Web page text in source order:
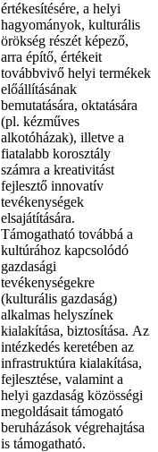
értékesítésére, a helyi
hagyományok, kulturális
örökség részét képező,
arra építő, értékeit
továbbvivő helyi termékek
előállításának
bemutatására, oktatására
(pl. kézműves
alkotóházak), illetve a
fiatalabb korosztály
számra a kreativitást
fejlesztő innovatív
tevékenységek
elsajátítására.
Támogatható továbbá a
kultúrához kapcsolódó
gazdasági
tevékenységekre
(kulturális gazdaság)
alkalmas helyszínek
kialakítása, biztosítása. Az
intézkedés keretében az
infrastruktúra kialakítása,
fejlesztése, valamint a
helyi gazdaság közösségi
megoldásait támogató
beruházások végrehajtása
is támogatható.